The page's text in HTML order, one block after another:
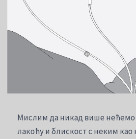
Мислим да никад више нећемо
лакоћу и блискост с неким